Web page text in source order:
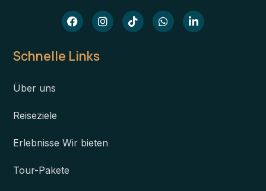
Schnelle Links
Über uns
Reiseziele
Erlebnisse Wir bieten
Tour-Pakete